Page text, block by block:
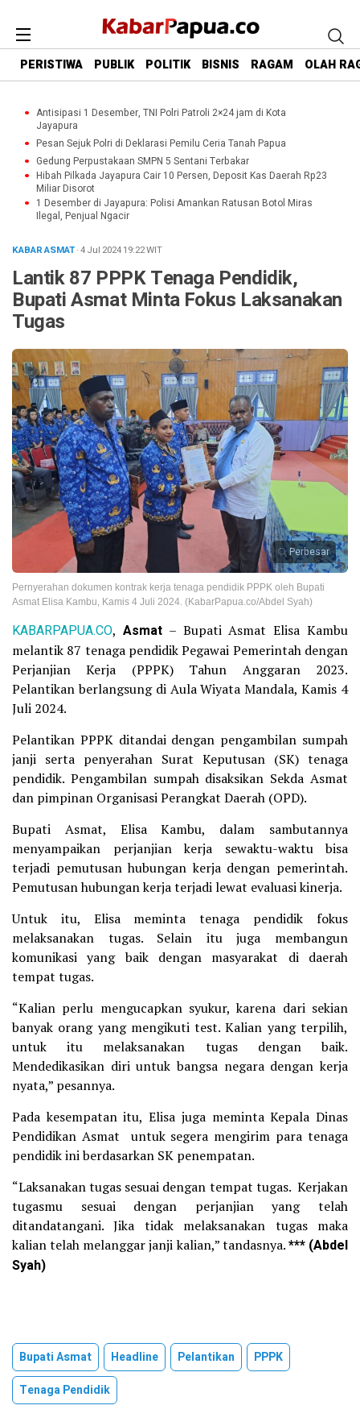
PERISTIWA PUBLIK POLITIK BISNIS RAGAM OLAH
Antisipasi 1 Desember, TNI Polri Patroli 2×24 jam di Kota
Jayapura
Pesan Sejuk Polri di Deklarasi Pemilu Ceria Tanah Papua
Gedung Perpustakaan SMPN 5 Sentani Terbakar
Hibah Pilkada Jayapura Cair 10 Persen, Deposit Kas Daerah Rp23
Miliar Disorot
1 Desember di Jayapura: Polisi Amankan Ratusan Botol Miras
Ilegal, Penjual Ngacir
KABAR ASMAT· 4 Jul 202419:22WIT
Lantik 87 PPPK Tenaga Pendidik,
Bupati Asmat Minta Fokus Laksanakan
Tugas
Perbesar
Pernyerahan dokumen kontrak kerja tenaga pendidik PPPK oleh Bupati
Asmat Elisa Kambu, Kamis 4 Juli 2024. (KabarPapua.co/Abdel Syah)
KABARPAPUA.CO, Asmat– Bupati Asmat Elisa Kambu
melantik 87 tenaga pendidik Pegawai Pemerintah dengan
Perjanjian Kerja (PPPK) Tahun Anggaran 2023.
Pelantikan berlangsung di Aula Wiyata Mandala, Kamis 4
Juli 2024.
Pelantikan PPPK ditandai dengan pengambilan sumpah
janji serta penyerahan Surat Keputusan (SK) tenaga
pendidik. Pengambilan sumpah disaksikan Sekda Asmat
dan pimpinan Organisasi Perangkat Daerah (OPD).
Bupati Asmat, Elisa Kambu, dalam sambutannya
menyampaikan perjanjian kerja sewaktu-waktu bisa
terjadi pemutusan hubungan kerja dengan pemerintah.
Pemutusan hubungan kerja terjadi lewat evaluasi kinerja.
Untuk itu, Elisa meminta tenaga pendidik fokus
melaksanakan tugas. Selain itu juga membangun
komunikasi yang baik dengan masyarakat di daerah
tempat tugas.
“Kalian perlu mengucapkan syukur, karena dari sekian
banyak orang yang mengikuti test. Kalian yang terpilih,
untuk itu melaksanakan tugas dengan baik.
Mendedikasikan diri untuk bangsa negara dengan kerja
nyata,” pesannya.
Pada kesempatan itu, Elisa juga meminta Kepala Dinas
Pendidikan Asmat untuk segera mengirim para tenaga
pendidik ini berdasarkan SK penempatan.
“Laksanakan tugas sesuai dengan tempat tugas. Kerjakan
tugasmu sesuai dengan perjanjian yang telah
ditandatangani. Jika tidak melaksanakan tugas maka
kalian telah melanggar janji kalian,” tandasnya.*** (Abdel
Syah)
Bupati Asmat Headline Pelantikan
PPPK
Tenaga Pendidik